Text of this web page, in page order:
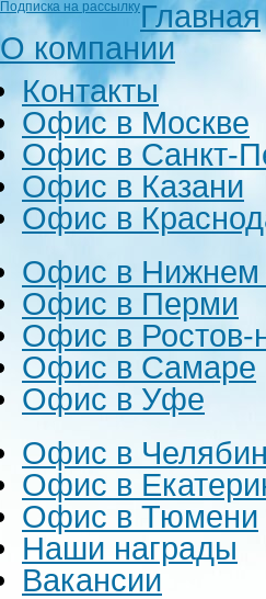
Подписка на рассылкуГлавная
О компании
Контакты
Офис в Москве
Офис в Санкт-
Офис в Казани
Офис в
Офис в Нижнем
Офис в Перми
Офис в Ростов-
Офис в Самаре
Офис в Уфе
Офис в
Офис в
Офис в Тюмени
Наши награды
Вакансии